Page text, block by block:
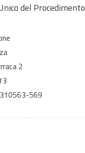
del Procedimento
2
569